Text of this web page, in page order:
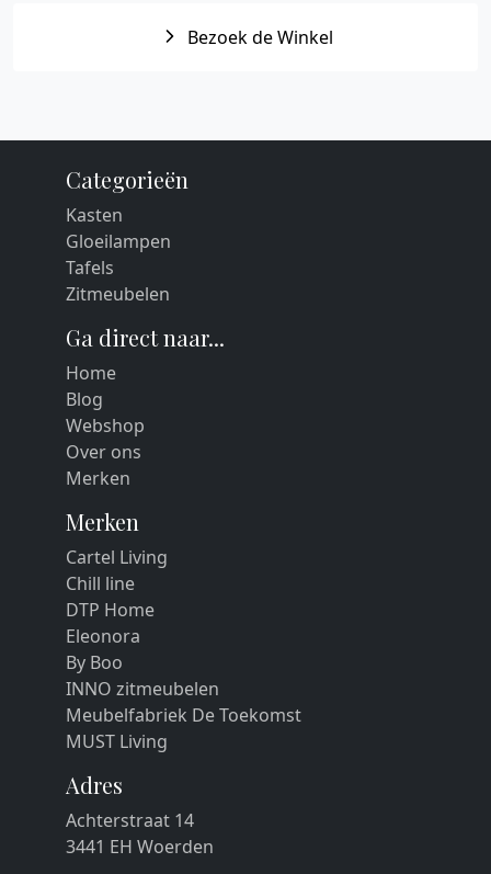
Bezoek de Winkel
Categorieën
Kasten
Gloeilampen
Tafels
Zitmeubelen
Ga direct naar...
Home
Blog
Webshop
Over ons
Merken
Merken
Cartel Living
Chill line
DTP Home
Eleonora
By Boo
INNO zitmeubelen
Meubelfabriek De Toekomst
MUST Living
Adres
Achterstraat 14
3441 EH Woerden